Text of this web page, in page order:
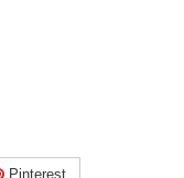
Pinterest